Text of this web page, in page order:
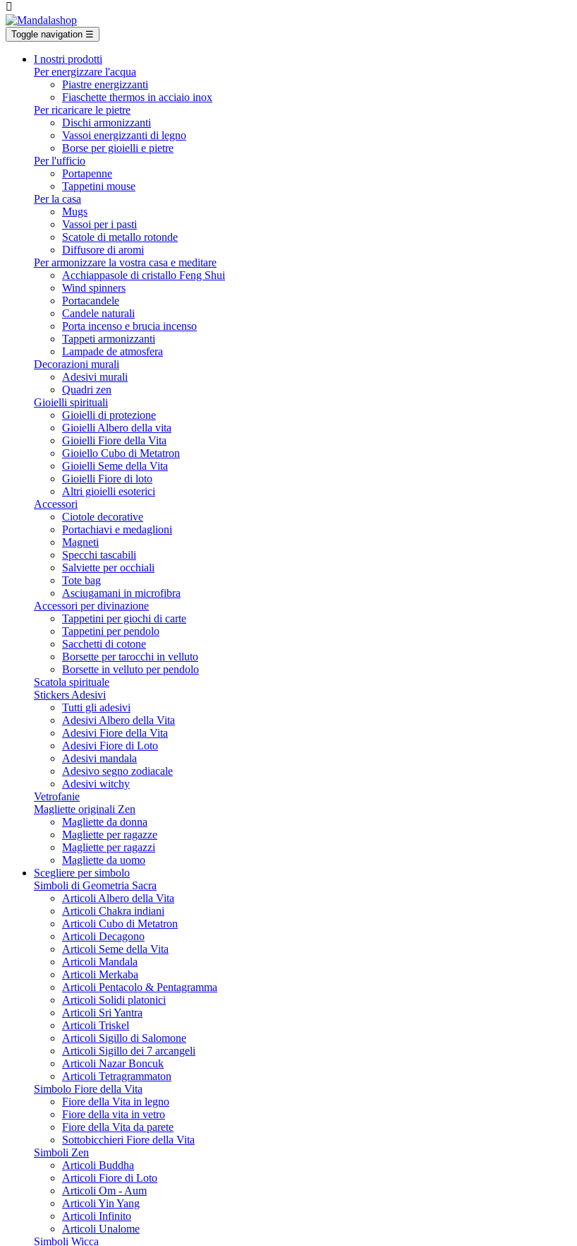

Toggle navigation ☰
I nostri prodotti
Per energizzare l'acqua
Piastre energizzanti
Fiaschette thermos in acciaio inox
Per ricaricare le pietre
Dischi armonizzanti
Vassoi energizzanti di legno
Borse per gioielli e pietre
Per l'ufficio
Portapenne
Tappetini mouse
Per la casa
Mugs
Vassoi per i pasti
Scatole di metallo rotonde
Diffusore di aromi
Per armonizzare la vostra casa e meditare
Acchiappasole di cristallo Feng Shui
Wind spinners
Portacandele
Candele naturali
Porta incenso e brucia incenso
Tappeti armonizzanti
Lampade de atmosfera
Decorazioni murali
Adesivi murali
Quadri zen
Gioielli spirituali
Gioielli di protezione
Gioielli Albero della vita
Gioielli Fiore della Vita
Gioiello Cubo di Metatron
Gioielli Seme della Vita
Gioielli Fiore di loto
Altri gioielli esoterici
Accessori
Ciotole decorative
Portachiavi e medaglioni
Magneti
Specchi tascabili
Salviette per occhiali
Tote bag
Asciugamani in microfibra
Accessori per divinazione
Tappetini per giochi di carte
Tappetini per pendolo
Sacchetti di cotone
Borsette per tarocchi in velluto
Borsette in velluto per pendolo
Scatola spirituale
Stickers Adesivi
Tutti gli adesivi
Adesivi Albero della Vita
Adesivi Fiore della Vita
Adesivi Fiore di Loto
Adesivi mandala
Adesivo segno zodiacale
Adesivi witchy
Vetrofanie
Magliette originali Zen
Magliette da donna
Magliette per ragazze
Magliette per ragazzi
Magliette da uomo
Scegliere per simbolo
Simboli di Geometria Sacra
Articoli Albero della Vita
Articoli Chakra indiani
Articoli Cubo di Metatron
Articoli Decagono
Articoli Seme della Vita
Articoli Mandala
Articoli Merkaba
Articoli Pentacolo & Pentagramma
Articoli Solidi platonici
Articoli Sri Yantra
Articoli Triskel
Articoli Sigillo di Salomone
Articoli Sigillo dei 7 arcangeli
Articoli Nazar Boncuk
Articoli Tetragrammaton
Simbolo Fiore della Vita
Fiore della Vita in legno
Fiore della vita in vetro
Fiore della Vita da parete
Sottobicchieri Fiore della Vita
Simboli Zen
Articoli Buddha
Articoli Fiore di Loto
Articoli Om - Aum
Articoli Yin Yang
Articoli Infinito
Articoli Unalome
Simboli Wicca